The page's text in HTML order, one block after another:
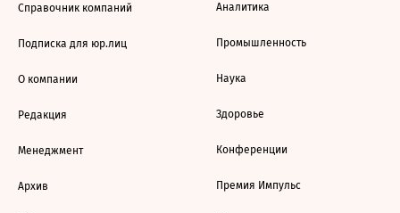
Справочник компаний
Подписка для юр.лиц
О компании
Редакция
Менеджмент
Архив
Аналитика
Промышленность
Наука
Здоровье
Конференции
Премия Импульс